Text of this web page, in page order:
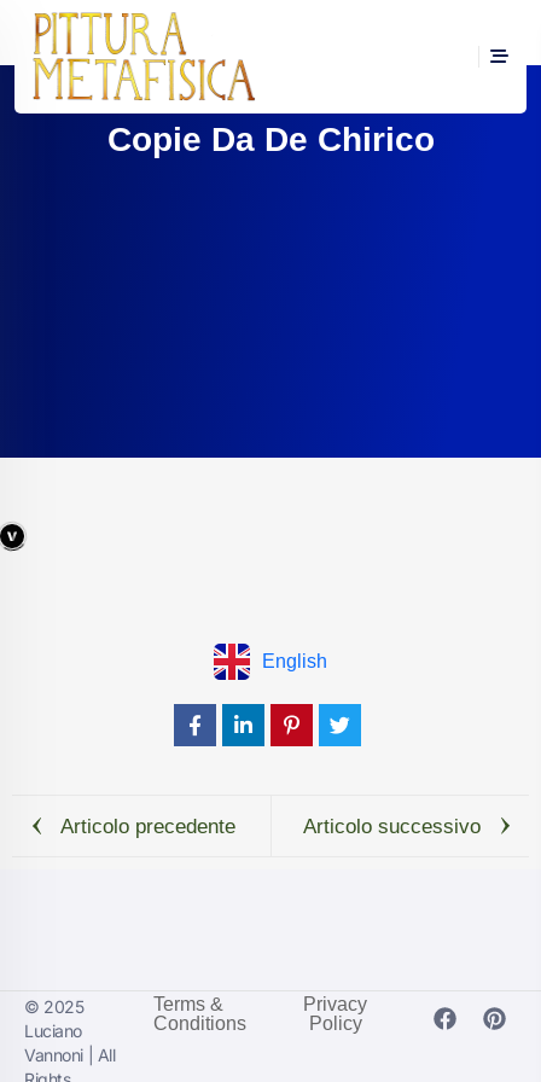
Copie Da De Chirico
English
Articolo precedente Articolo successivo
© 2025
Luciano
Vannoni | All
Terms &
Conditions
Privacy
Policy